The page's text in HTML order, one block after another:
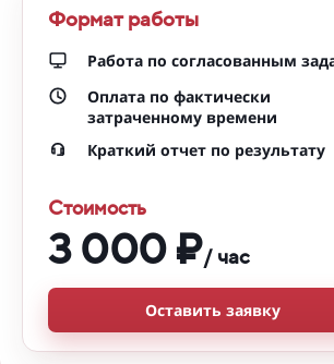
Формат работы
Работа по согласованным
Оплата по фактически
затраченному времени
Краткий отчет по результату
Стоимость
3 000 ₽/ час
Оставить заявку